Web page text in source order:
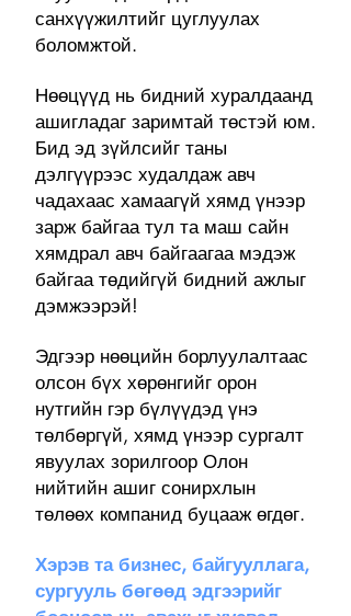
санхүүжилтийг цуглуулах
боломжтой.
Нөөцүүд нь бидний хуралдаанд
ашигладаг заримтай төстэй юм.
Бид эд зүйлсийг таны
дэлгүүрээс худалдаж авч
чадахаас хамаагүй хямд үнээр
зарж байгаа тул та маш сайн
хямдрал авч байгаагаа мэдэж
байгаа төдийгүй бидний ажлыг
дэмжээрэй!
Эдгээр нөөцийн борлуулалтаас
олсон бүх хөрөнгийг орон
нутгийн гэр бүлүүдэд үнэ
төлбөргүй, хямд үнээр сургалт
явуулах зорилгоор Олон
нийтийн ашиг сонирхлын
төлөөх компанид буцааж өгдөг.
Хэрэв та бизнес, байгууллага,
сургууль бөгөөд эдгээрийг